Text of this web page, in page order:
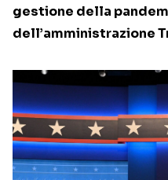
gestione della
dell’amministrazione